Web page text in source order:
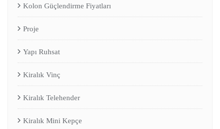
Kolon Güçlendirme Fiyatları
Proje
Yapı Ruhsat
Kiralık Vinç
Kiralık Telehender
Kiralık Mini Kepçe